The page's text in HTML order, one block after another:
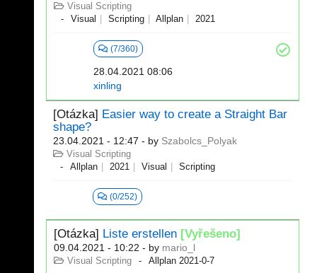
Visual Scripting
Visual
Scripting Allplan 2021
(7/360)
28.04.2021 08:06
xinling
[Otázka] Easier way to create a Straight Bar
shape?
23.04.2021 - 12:47 - by Szabolcs_Polyak
Visual Scripting
Allplan
2021 Visual Scripting
(0/252)
[Otázka] Liste erstellen [Vyřešeno]
09.04.2021 - 10:22 - by mario_l
Visual Scripting Allplan 2021-0-7